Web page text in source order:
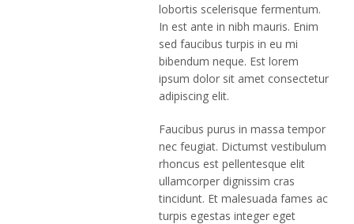
lobortis scelerisque fermentum.
In est ante in nibh mauris. Enim
sed faucibus turpis in eu mi
bibendum neque. Est lorem
ipsum dolor sit amet consectetur
adipiscing elit.
Faucibus purus in massa tempor
nec feugiat. Dictumst vestibulum
rhoncus est pellentesque elit
ullamcorper dignissim cras
tincidunt. Et malesuada fames ac
turpis egestas integer eget